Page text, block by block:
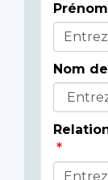
du
Nom